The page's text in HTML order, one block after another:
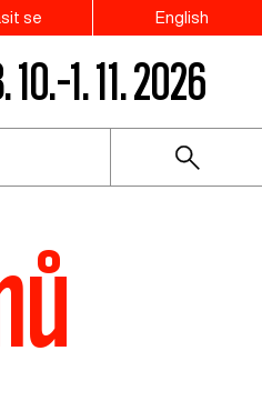
se English
10.–1. 11. 2026